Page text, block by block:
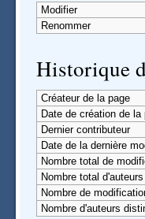
Modifier
Renommer
Historique
Créateur de la page
Date de création de la
Dernier contributeur
Date de la dernière
Nombre total de
Nombre total
Nombre de
Nombre d'auteurs